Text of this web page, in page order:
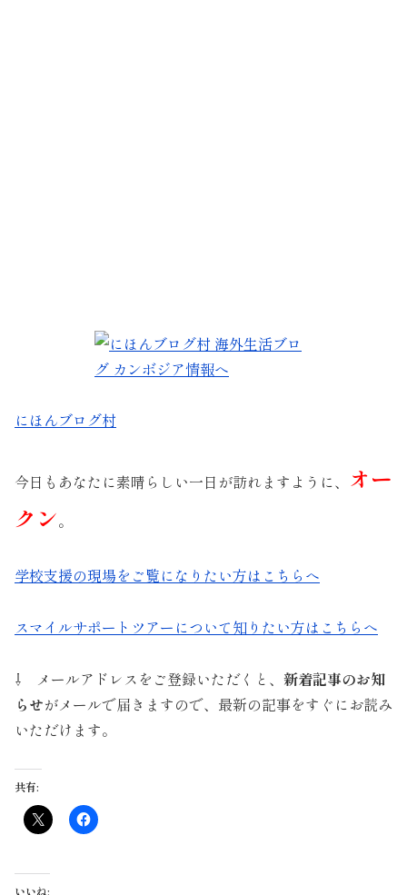
にほんブログ村
今日もあなたに素晴らしい一日が訪れますように、 オー
クン。
学校支援の現場をご覧になりたい方はこちらへ
スマイルサポートツアーについて知りたい方はこちらへ
⇩ メールアドレスをご登録いただくと、 新着記事のお知
らせがメールで届きますので、最新の記事をすぐにお読み
いただけます。
共有:
いいね: